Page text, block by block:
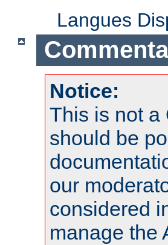
Langues
Notice:
This is not a
should be
our
considered
manage the